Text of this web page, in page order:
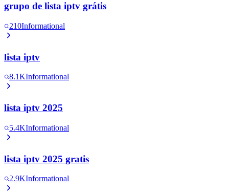
grupo de lista iptv grátis
210Informational
lista iptv
8.1KInformational
lista iptv 2025
5.4KInformational
lista iptv 2025 gratis
2.9KInformational